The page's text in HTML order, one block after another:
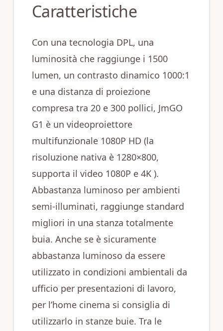
Caratteristiche
Con una tecnologia DPL, una
luminosità che raggiunge i 1500
lumen, un contrasto dinamico 1000:1
e una distanza di proiezione
compresa tra 20 e 300 pollici, JmGO
G1 è un videoproiettore
multifunzionale 1080P HD (la
risoluzione nativa è 1280×800,
supporta il video 1080P e 4K ).
Abbastanza luminoso per ambienti
semi-illuminati, raggiunge standard
migliori in una stanza totalmente
buia. Anche se è sicuramente
abbastanza luminoso da essere
utilizzato in condizioni ambientali da
ufficio per presentazioni di lavoro,
per l’home cinema si consiglia di
utilizzarlo in stanze buie. Tra le